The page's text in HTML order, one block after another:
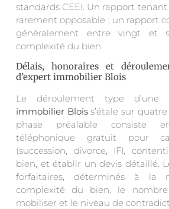
standards CEEI. Un rapport
rarement opposable ; un rapport
généralement entre vingt et
complexité du bien.
Délais, honoraires et
d’expert immobilier Blois
Le déroulement type d’une
immobilier Bloiss’étale sur quatre
phase préalable consiste
téléphonique gratuit pour
(succession, divorce, IFI,
bien, et établir un devis détaillé.
forfaitaires, déterminés à la
complexité du bien, le
mobiliser et le niveau de